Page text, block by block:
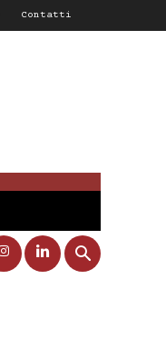
Contatti